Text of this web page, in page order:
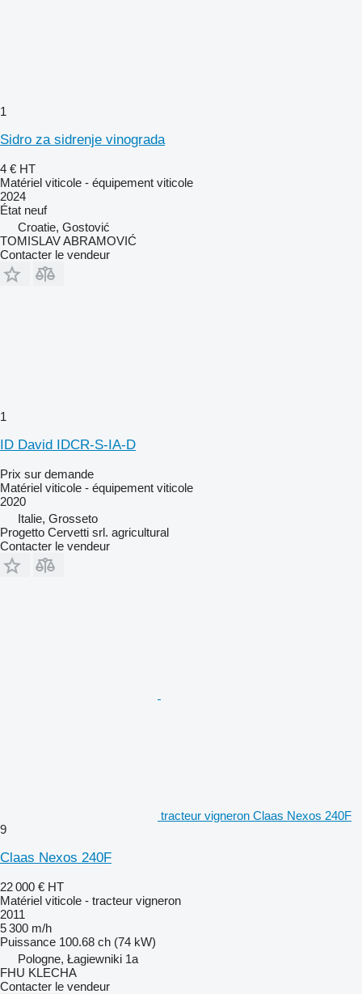
1
Sidro za sidrenje vinograda
4 € HT
Matériel viticole - équipement viticole
2024
État neuf
Croatie, Gostović
TOMISLAV ABRAMOVIĆ
Contacter le vendeur
1
ID David IDCR-S-IA-D
Prix sur demande
Matériel viticole - équipement viticole
2020
Italie, Grosseto
Progetto Cervetti srl. agricultural
Contacter le vendeur
tracteur vigneron Claas Nexos 240F
9
Claas Nexos 240F
22 000 € HT
Matériel viticole - tracteur vigneron
2011
5 300 m/h
Puissance 100.68 ch (74 kW)
Pologne, Łagiewniki 1a
FHU KLECHA
Contacter le vendeur